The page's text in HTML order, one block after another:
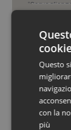
Veneto
Psoriasi
OsMed 2025
Questo
con la
più